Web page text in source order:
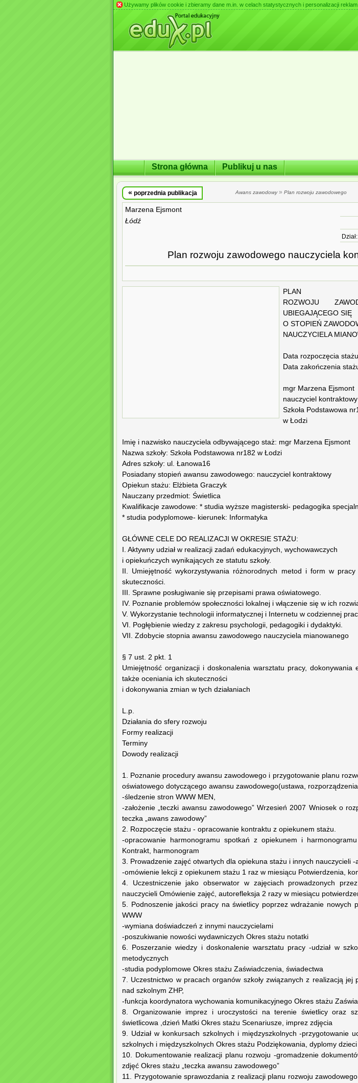
Używamy plików cookie i zbieramy dane m.in. w celach statystycznych i personalizacji
Strona główna Publikuj u nas
« poprzednia publikacja Awans zawodowy» Plan rozwoju zawodowego
Marzena Ejsmont
Łódź
Dział:
Plan rozwoju zawodowego nauczyciela
PLAN
ROZWOJU
UBIEGAJĄCEGO SIĘ
O STOPIEŃ
NAUCZYCIELA
Data rozpoczęcia
Data zakończenia
mgr Marzena Ejsmont
nauczyciel kontraktowy
Szkoła Podstawowa
w Łodzi
Imię i nazwisko nauczyciela odbywającego staż: mgr Marzena Ejsmont
Nazwa szkoły: Szkoła Podstawowa nr182 w Łodzi
Adres szkoły: ul. Łanowa16
Posiadany stopień awansu zawodowego: nauczyciel kontraktowy
Opiekun stażu: Elżbieta Graczyk
Nauczany przedmiot: Świetlica
Kwalifikacje zawodowe: * studia wyższe magisterski- pedagogika
* studia podyplomowe- kierunek: Informatyka
GŁÓWNE CELE DO REALIZACJI W OKRESIE STAŻU:
I. Aktywny udział w realizacji zadań edukacyjnych, wychowawczych
i opiekuńczych wynikających ze statutu szkoły.
II. Umiejętność wykorzystywania różnorodnych metod i form w
skuteczności.
III. Sprawne posługiwanie się przepisami prawa oświatowego.
IV. Poznanie problemów społeczności lokalnej i włączenie się w ich
V. Wykorzystanie technologii informatycznej i Internetu w codziennej
VI. Pogłębienie wiedzy z zakresu psychologii, pedagogiki i dydaktyki.
VII. Zdobycie stopnia awansu zawodowego nauczyciela mianowanego
§ 7 ust. 2 pkt. 1
Umiejętność organizacji i doskonalenia warsztatu pracy, dokonywania
także oceniania ich skuteczności
i dokonywania zmian w tych działaniach
L.p.
Działania do sfery rozwoju
Formy realizacji
Terminy
Dowody realizacji
1. Poznanie procedury awansu zawodowego i przygotowanie planu
oświatowego dotyczącego awansu zawodowego(ustawa,
-śledzenie stron WWW MEN,
-założenie „teczki awansu zawodowego” Wrzesień 2007 Wniosek o
teczka „awans zawodowy”
2. Rozpoczęcie stażu - opracowanie kontraktu z opiekunem stażu.
-opracowanie harmonogramu spotkań z opiekunem i
Kontrakt, harmonogram
3. Prowadzenie zajęć otwartych dla opiekuna stażu i innych nauczycieli
-omówienie lekcji z opiekunem stażu 1 raz w miesiącu Potwierdzenia,
4. Uczestniczenie jako obserwator w zajęciach prowadzonych
nauczycieli Omówienie zajęć, autorefleksja 2 razy w miesiącu
5. Podnoszenie jakości pracy na świetlicy poprzez wdrażanie nowych
WWW
-wymiana doświadczeń z innymi nauczycielami
-poszukiwanie nowości wydawniczych Okres stażu notatki
6. Poszerzanie wiedzy i doskonalenie warsztatu pracy -udział w
metodycznych
-studia podyplomowe Okres stażu Zaświadczenia, świadectwa
7. Uczestnictwo w pracach organów szkoły związanych z realizacją jej
nad szkolnym ZHP,
-funkcja koordynatora wychowania komunikacyjnego Okres stażu
8. Organizowanie imprez i uroczystości na terenie świetlicy oraz
świetlicowa ,dzień Matki Okres stażu Scenariusze, imprez zdjęcia
9. Udział w konkursach szkolnych i międzyszkolnych -przygotowanie
szkolnych i międzyszkolnych Okres stażu Podziękowania, dyplomy dzieci
10. Dokumentowanie realizacji planu rozwoju -gromadzenie
zdjęć Okres stażu „teczka awansu zawodowego”
11. Przygotowanie sprawozdania z realizacji planu rozwoju